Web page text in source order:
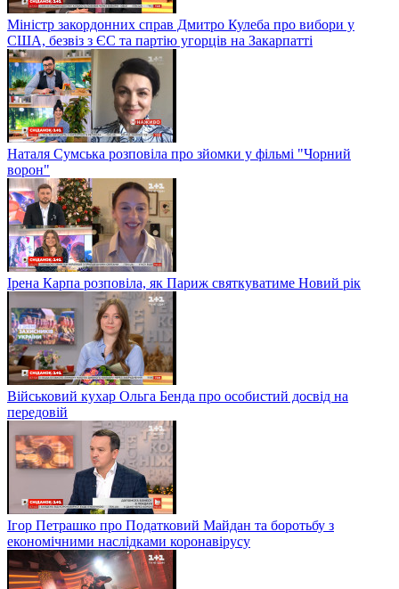
Міністр закордонних справ Дмитро Кулеба про вибори у
США, безвіз з ЄС та партію угорців на Закарпатті
Наталя Сумська розповіла про зйомки у фільмі "Чорний
ворон"
Ірена Карпа розповіла, як Париж святкуватиме Новий рік
Військовий кухар Ольга Бенда про особистий досвід на
передовій
Ігор Петрашко про Податковий Майдан та боротьбу з
економічними наслідками коронавірусу